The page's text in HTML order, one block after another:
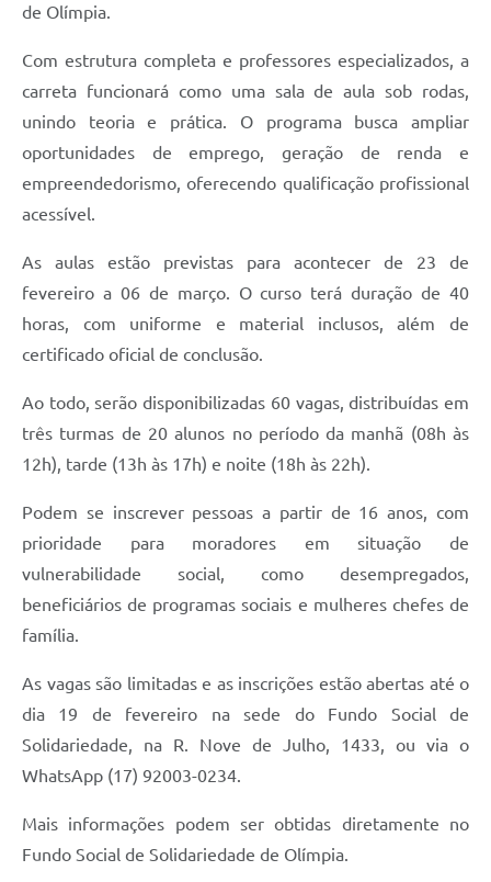
de Olímpia.
Com estrutura completa e professores especializados, a
carreta funcionará como uma sala de aula sob rodas,
unindo teoria e prática. O programa busca ampliar
oportunidades de emprego, geração de renda e
empreendedorismo, oferecendo qualificação profissional
acessível.
As aulas estão previstas para acontecer de 23 de
fevereiro a 06 de março. O curso terá duração de 40
horas, com uniforme e material inclusos, além de
certificado oficial de conclusão.
Ao todo, serão disponibilizadas 60 vagas, distribuídas em
três turmas de 20 alunos no período da manhã (08h às
12h), tarde (13h às 17h) e noite (18h às 22h).
Podem se inscrever pessoas a partir de 16 anos, com
prioridade para moradores em situação de
vulnerabilidade social, como desempregados,
beneficiários de programas sociais e mulheres chefes de
família.
As vagas são limitadas e as inscrições estão abertas até o
dia 19 de fevereiro na sede do Fundo Social de
Solidariedade, na R. Nove de Julho, 1433, ou via o
WhatsApp (17) 92003-0234.
Mais informações podem ser obtidas diretamente no
Fundo Social de Solidariedade de Olímpia.